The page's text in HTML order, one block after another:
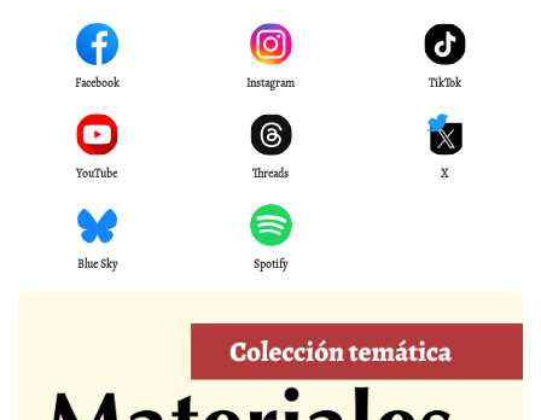
Facebook Instagram TikTok
YouTube Threads X
Blue Sky Spotify